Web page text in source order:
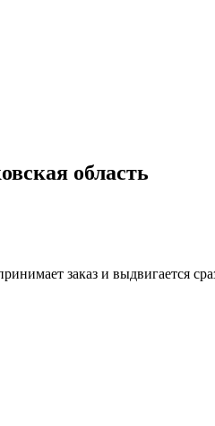
область
заказ и выдвигается